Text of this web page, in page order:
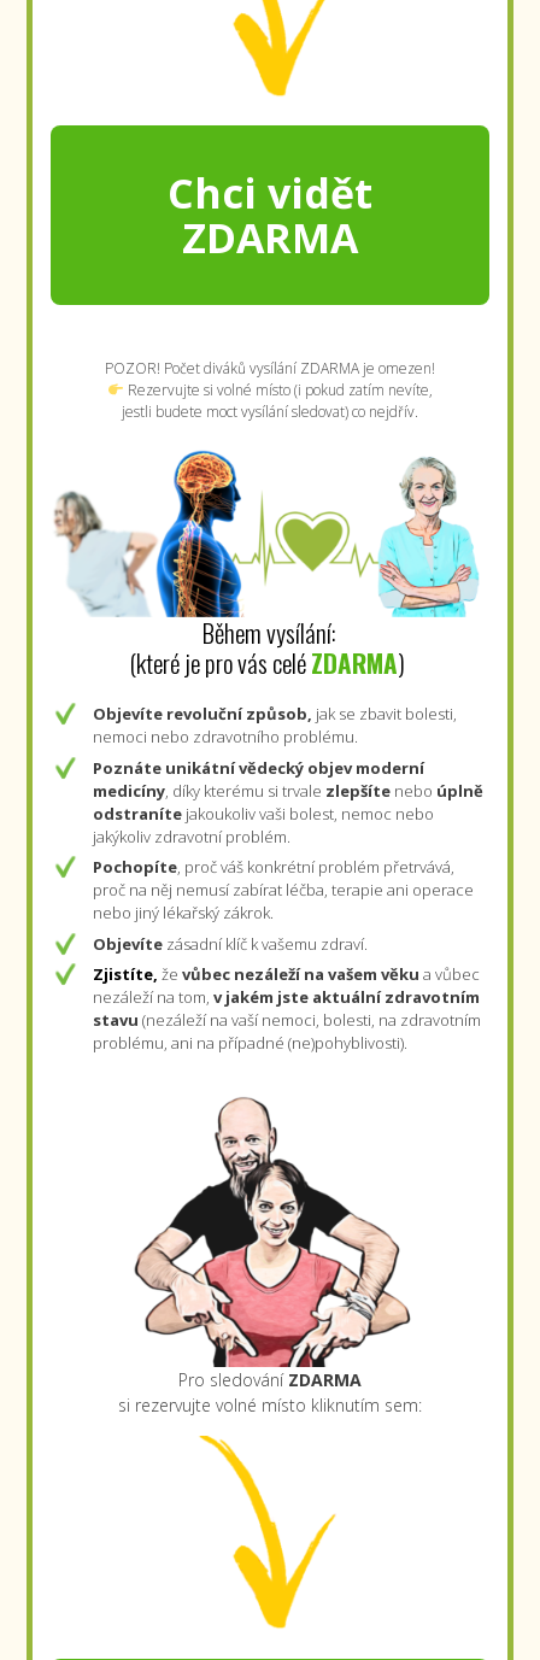
Chci vidět
ZDARMA
POZOR! Počet diváků vysílání ZDARMA je omezen!
Rezervujte si volné místo (i pokud zatím nevíte,
jestli budete moct vysílání sledovat) co nejdřív.
Během vysílání:
(které je pro vás celéZDARMA)
Objevíte revoluční způsob, jak se zbavit bolesti,
nemoci nebo zdravotního problému.
Poznáte unikátní vědecký objev moderní
medicíny, díky kterému si trvale zlepšíte nebo úplně
odstraníte jakoukoliv vaši bolest, nemoc nebo
jakýkoliv zdravotní problém.
Pochopíte, proč váš konkrétní problém přetrvává,
proč na něj nemusí zabírat léčba, terapie ani operace
nebo jiný lékařský zákrok.
Objevíte zásadní klíč k vašemu zdraví.
Zjistíte, ževůbec nezáleží na vašem věkua vůbec
nezáleží na tom, v jakém jste aktuální zdravotním
stavu(nezáleží na vaší nemoci, bolesti, na zdravotním
problému, ani na případné (ne)pohyblivosti).
Pro sledování ZDARMA
si rezervujte volné místo kliknutím sem: